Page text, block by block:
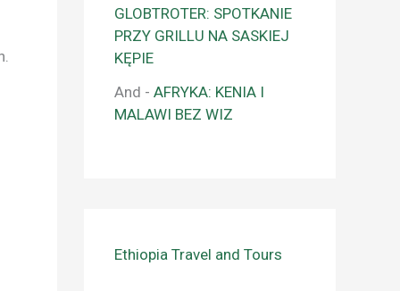
GLOBTROTER: SPOTKANIE
PRZY GRILLU NA SASKIEJ
KĘPIE
And - AFRYKA: KENIA I
MALAWI BEZ WIZ
Ethiopia Travel and Tours